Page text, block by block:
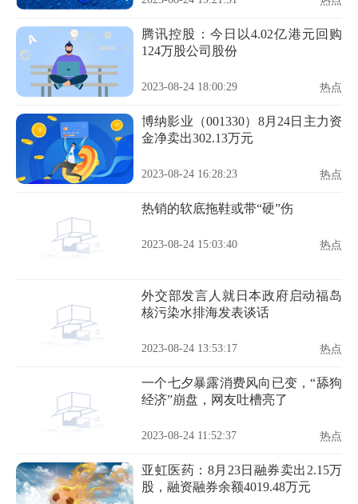
腾讯控股：今日以4.02亿港元回购
124万股公司股份
2023-08-24 18:00:29 热点
博纳影业（001330）8月24日主力资
金净卖出302.13万元
2023-08-24 16:28:23 热点
热销的软底拖鞋或带“硬”伤
2023-08-24 15:03:40 热点
外交部发言人就日本政府启动福岛
核污染水排海发表谈话
2023-08-24 13:53:17 热点
一个七夕暴露消费风向已变，“舔狗
经济”崩盘，网友吐槽亮了
2023-08-24 11:52:37 热点
亚虹医药：8月23日融券卖出2.15万
股，融资融券余额4019.48万元